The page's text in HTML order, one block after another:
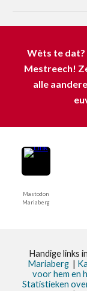
Wèts te dat?
Mestreech!
alle
Mastodon
Mariaberg
Handige links
Mariaberg |
voor hem en
Statistieken